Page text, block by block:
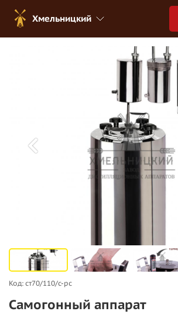
Хмельницкий
Код: ст70/110/c-рс
Самогонный аппарат